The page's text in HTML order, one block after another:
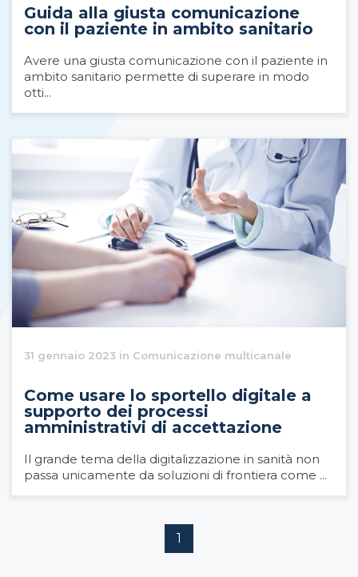
Guida alla giusta comunicazione
con il paziente in ambito sanitario
Avere una giusta comunicazione con il paziente in
ambito sanitario permette di superare in modo
otti...
31 gennaio 2023 in Comunicazione multicanale
Come usare lo sportello digitale a
supporto dei processi
amministrativi di accettazione
Il grande tema della digitalizzazione in sanità non
passa unicamente da soluzioni di frontiera come ...
1